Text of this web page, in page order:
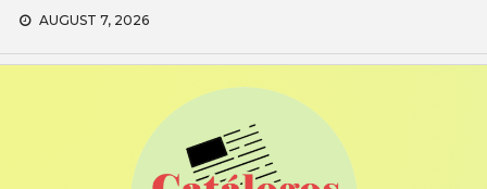
Skip
content
AUGUST 7, 2026